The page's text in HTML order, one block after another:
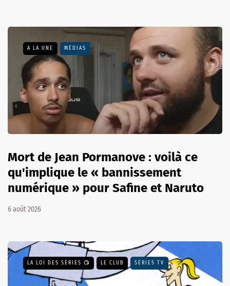
A LA UNE MÉDIAS
Mort de Jean Pormanove : voilà ce
qu'implique le « bannissement
numérique » pour Safine et Naruto
6 août 2026
LA LOI DES SÉRIES 📺 LE CLUB SÉRIES TV